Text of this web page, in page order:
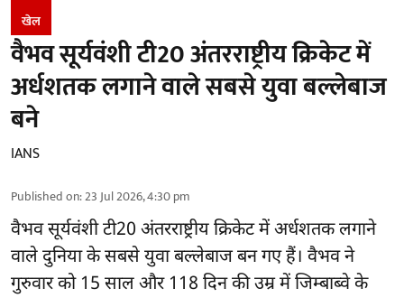
खेल
वैभव सूर्यवंशी टी20 अंतरराष्ट्रीय क्रिकेट में
अर्धशतक लगाने वाले सबसे युवा बल्लेबाज
बने
IANS
Published on:23 Jul 2026, 4:30 pm
वैभव सूर्यवंशी टी20 अंतरराष्ट्रीय क्रिकेट में अर्धशतक लगाने
वाले दुनिया के सबसे युवा बल्लेबाज बन गए हैं। वैभव ने
गुरुवार को 15 साल और 118 दिन की उम्र में जिम्बाब्वे के